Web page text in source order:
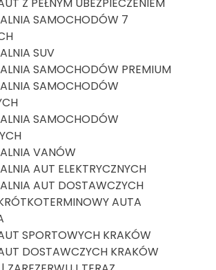
Z PEŁNYM UBEZPIECZENIEM
SAMOCHODÓW 7
SUV
SAMOCHODÓW PREMIUM
SAMOCHODÓW
SAMOCHODÓW
VANÓW
AUT ELEKTRYCZNYCH
AUT DOSTAWCZYCH
AUTA
SPORTOWYCH KRAKÓW
DOSTAWCZYCH KRAKÓW